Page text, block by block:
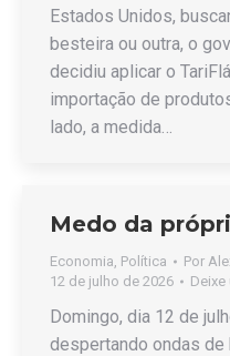
Estados Unidos,
besteira ou outra, o
decidiu aplicar o
importação de
lado, a medida…
Medo da
Economia, Política Por
12 de julho de 2026
Domingo, dia 12 de
despertando ondas de